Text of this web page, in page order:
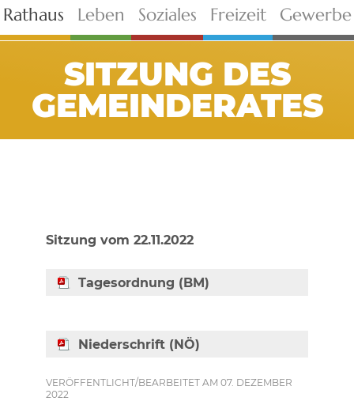
Rathaus Leben Soziales Freizeit Gewerbe
SITZUNG DES
GEMEINDERATES
Sitzung vom 22.11.2022
Tagesordnung (BM)
Niederschrift (NÖ)
VERÖFFENTLICHT/BEARBEITET AM 07. DEZEMBER
2022